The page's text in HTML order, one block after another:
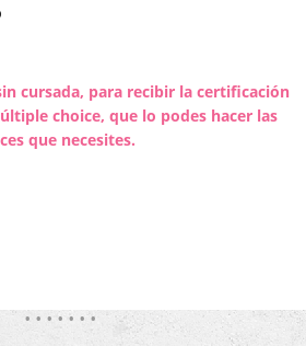
cursada, para recibir la certificación
choice, que lo podes hacer las
que necesites.
• • • • • • •